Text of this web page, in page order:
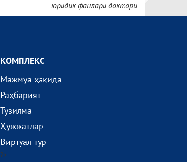
юридик фанлари доктори
КОМПЛEКС
Мажмуа ҳақида
Раҳбарият
Тузилма
Ҳужжатлар
Виртуал тур
?>